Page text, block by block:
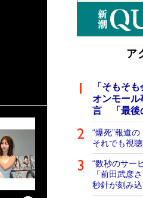
ア
「そもそ
オンモール
言 「最後
“爆死”報道
それでも視
“数秒のサー
「前田武彦
秒針が刻み